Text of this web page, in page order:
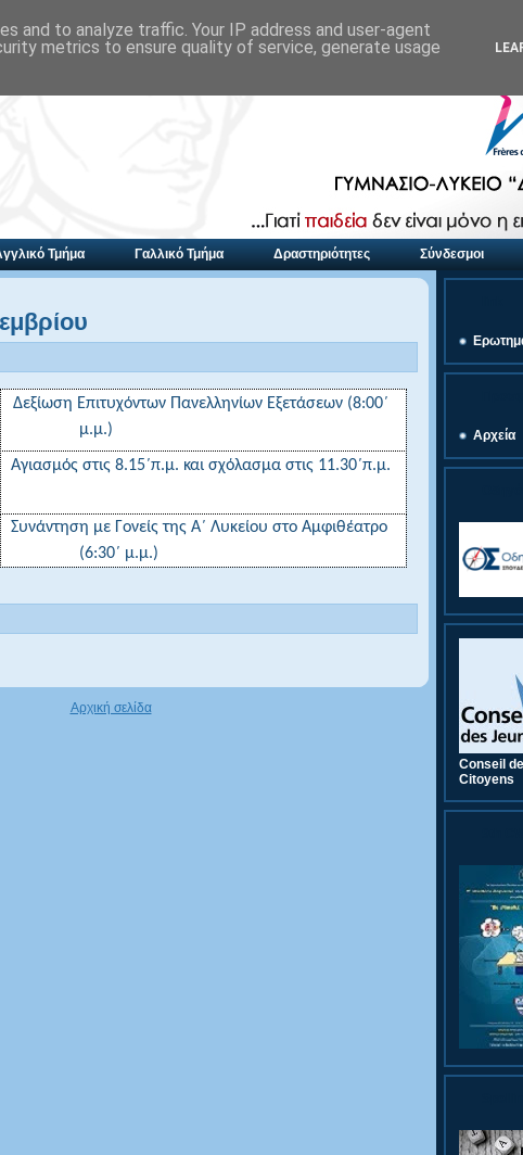
Τμήμα Γαλλικό Τμήμα Δραστηριότητες Σύνδεσμοι
Δεξίωση Επιτυχόντων Πανελληνίων Εξετάσεων (8:00΄
μ.μ.)
Αγιασμός στις 8.15΄π.μ. και σχόλασμα στις 11.30΄π.μ.
Συνάντηση με Γονείς της Α΄ Λυκείου στο Αμφιθέατρο
(6:30΄ μ.μ.)
Αρχική σελίδα
Αρχεία
Conseil
Citoyens
and to analyze traffic. Your IP address and user-agent
metrics to ensure quality of service, generate usage